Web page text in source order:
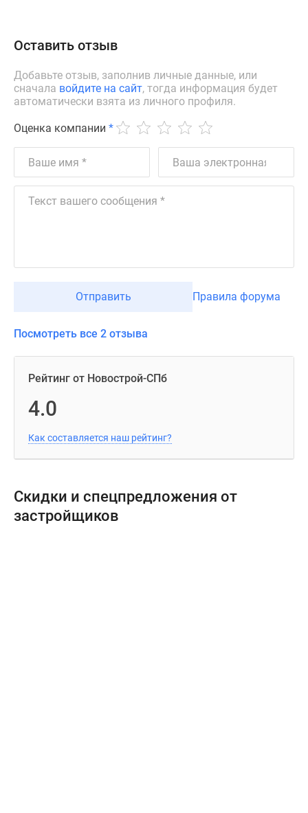
Оставить отзыв
Добавьте отзыв, заполнив личные данные, или
сначала войдите на сайт, тогда информация будет
автоматически взята из личного профиля.
Оценка компании *
Отправить Правила форума
Посмотреть все 2 отзыва
Рейтинг от Новострой-СПб
4.0
Как составляется наш рейтинг?
Скидки и спецпредложения от
застройщиков